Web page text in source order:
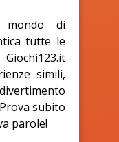
mondo di
tutte le
simili,
subito
parole!